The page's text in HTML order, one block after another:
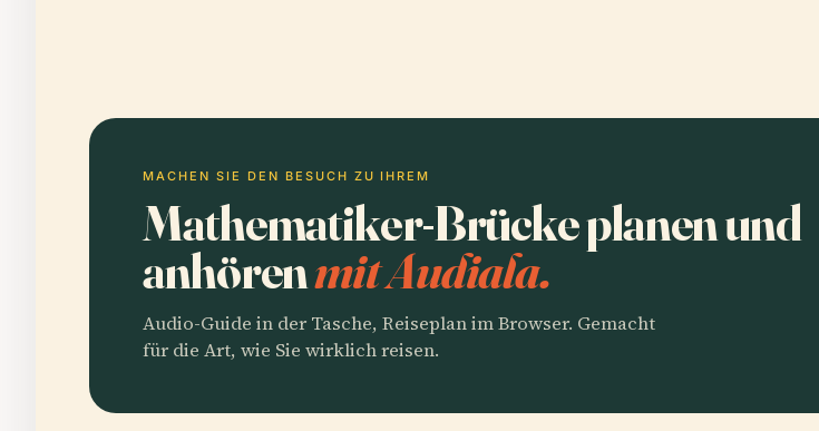
MACHEN SIE DEN BESUCH ZU IHREM
Mathematiker-Brücke planen und
anhörenmit Audiala.
Audio-Guide in der Tasche, Reiseplan im Browser. Gemacht
für die Art, wie Sie wirklich reisen.